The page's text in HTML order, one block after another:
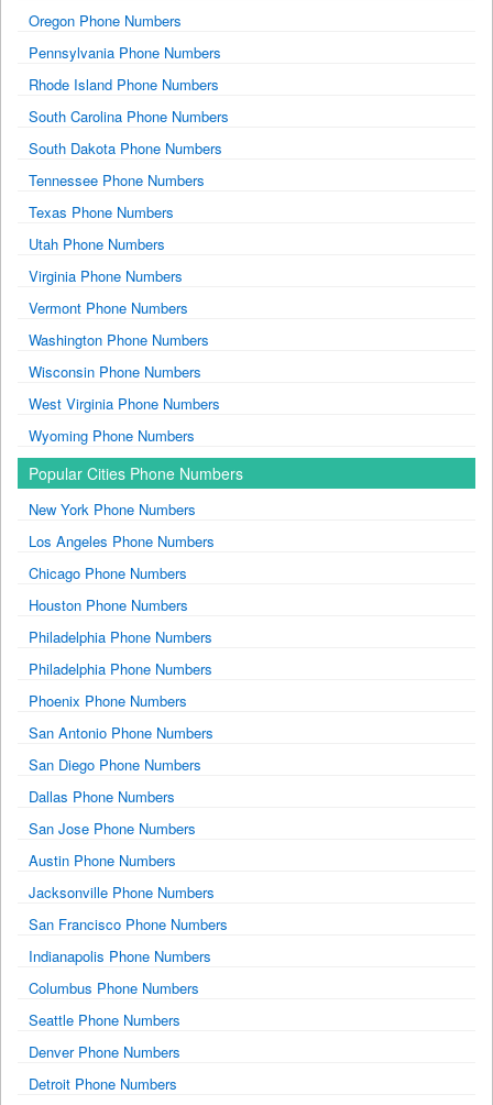
Oregon Phone Numbers
Pennsylvania Phone Numbers
Rhode Island Phone Numbers
South Carolina Phone Numbers
South Dakota Phone Numbers
Tennessee Phone Numbers
Texas Phone Numbers
Utah Phone Numbers
Virginia Phone Numbers
Vermont Phone Numbers
Washington Phone Numbers
Wisconsin Phone Numbers
West Virginia Phone Numbers
Wyoming Phone Numbers
Popular Cities Phone Numbers
New York Phone Numbers
Los Angeles Phone Numbers
Chicago Phone Numbers
Houston Phone Numbers
Philadelphia Phone Numbers
Philadelphia Phone Numbers
Phoenix Phone Numbers
San Antonio Phone Numbers
San Diego Phone Numbers
Dallas Phone Numbers
San Jose Phone Numbers
Austin Phone Numbers
Jacksonville Phone Numbers
San Francisco Phone Numbers
Indianapolis Phone Numbers
Columbus Phone Numbers
Seattle Phone Numbers
Denver Phone Numbers
Detroit Phone Numbers